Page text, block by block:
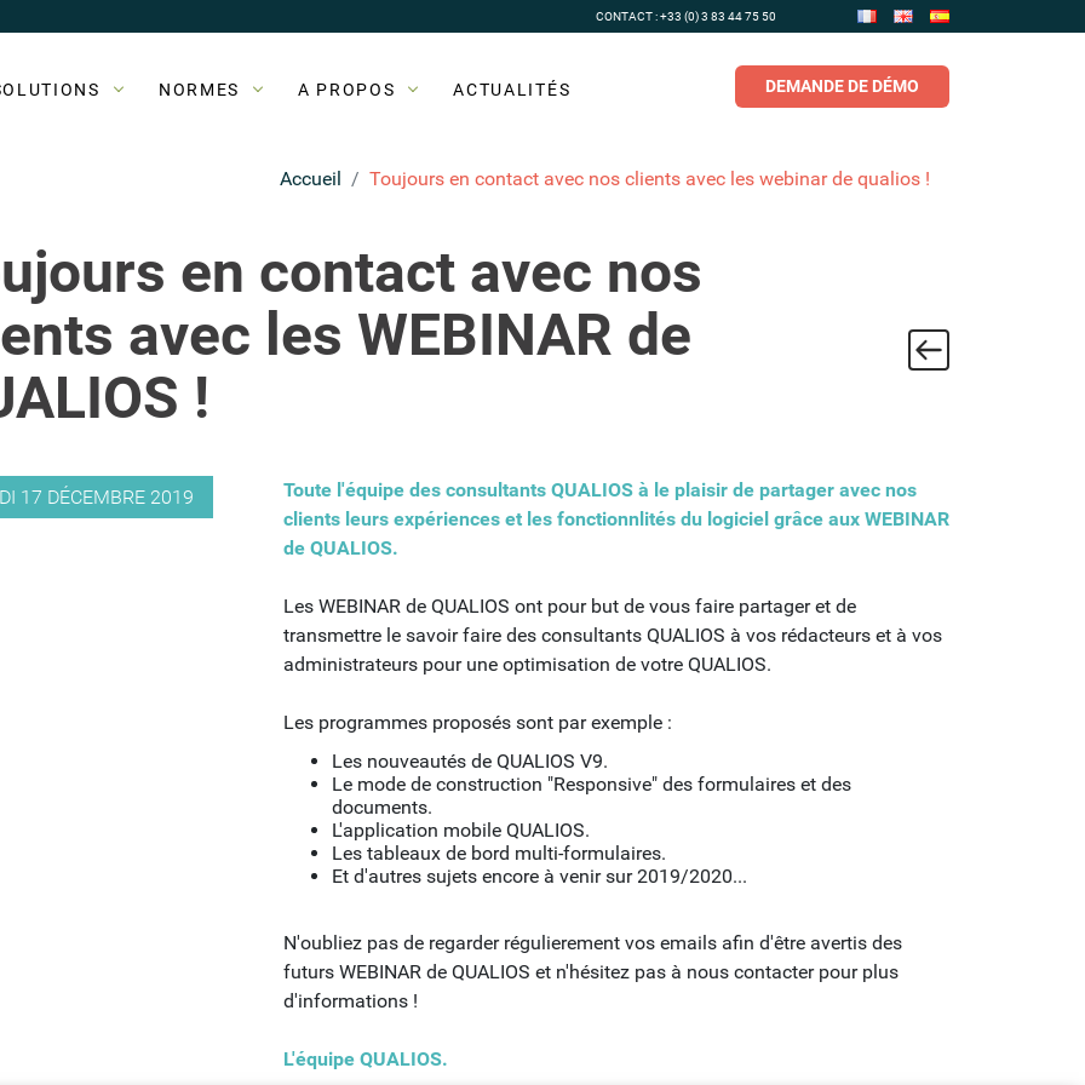
CONTACT : +33 (0) 3 83 44 75 50
NORMES A PROPOS ACTUALITÉS DEMANDE DE DÉMO
Accueil Toujours en contact avec nos clients avec les webinar de qualios !
en contact avec nos
avec les WEBINAR de
!
Retour à la liste
17 DÉCEMBRE 2019
Toute l'équipe des consultants QUALIOS à le plaisir de partager avec nos
clients leurs expériences et les fonctionnlités du logiciel grâce aux WEBINAR
de QUALIOS.
Les WEBINAR de QUALIOS ont pour but de vous faire partager et de
transmettre le savoir faire des consultants QUALIOS à vos rédacteurs et à vos
administrateurs pour une optimisation de votre QUALIOS.
Les programmes proposés sont par exemple :
Les nouveautés de QUALIOS V9.
Le mode de construction "Responsive" des formulaires et des
documents.
L'application mobile QUALIOS.
Les tableaux de bord multi-formulaires.
Et d'autres sujets encore à venir sur 2019/2020...
N'oubliez pas de regarder régulierement vos emails afin d'être avertis des
futurs WEBINAR de QUALIOS et n'hésitez pas à nous contacter pour plus
d'informations !
L'équipe QUALIOS.